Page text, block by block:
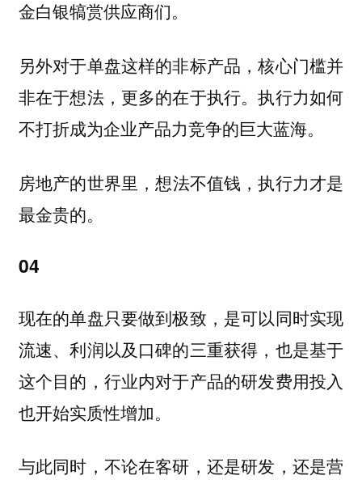
金白银犒赏供应商们。
另外对于单盘这样的非标产品，核心门槛并
非在于想法，更多的在于执行。执行力如何
不打折成为企业产品力竞争的巨大蓝海。
房地产的世界里，想法不值钱，执行力才是
最金贵的。
04
现在的单盘只要做到极致， 是可以同时实现
流速、利润以及口碑的三重获得， 也是基于
这个目的，行业内对于产品的研发费用投入
也开始实质性增加。
与此同时，不论在客研，还是研发，还是营